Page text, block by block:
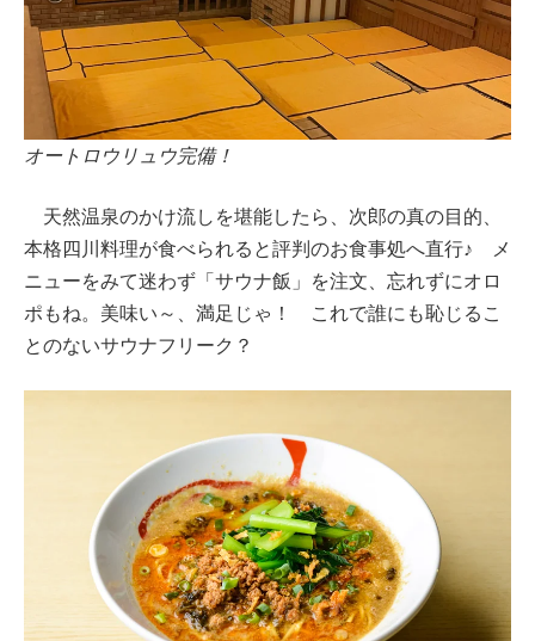
オートロウリュウ完備！
天然温泉のかけ流しを堪能したら、次郎の真の目的、
本格四川料理が食べられると評判のお食事処へ直行♪ メ
ニューをみて迷わず「サウナ飯」を注文、忘れずにオロ
ポもね。美味い～、満足じゃ！ これで誰にも恥じるこ
とのないサウナフリーク？